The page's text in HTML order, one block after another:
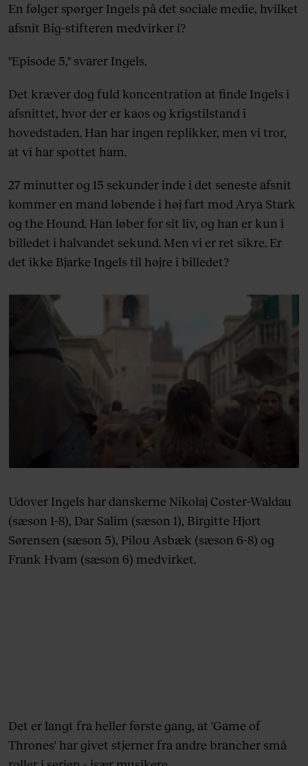
En følger spørger Ingels på det sociale medie, hvilket
afsnit Big-stifteren medvirker i?
"Episode 5," svarer Ingels.
Det kræver dog fuld koncentration at finde Ingels i
afsnittet, hvor der er kaos og krigstilstand i
hovedstaden. Han har ingen replikker, men vi tror,
at vi har spottet ham.
27 minutter og 15 sekunder inde i det seneste afsnit
kommer en mand løbende i høj fart mod Arya Stark
og the Hound. Han løber for sit liv, og han er kun i
billedet i halvandet sekund. Men vi er ret sikre. Er
det ikke Bjarke Ingels til højre i billedet?
Udover Ingels har danskerne Nikolaj Coster-Waldau
(sæson 1-8), Dar Salim (sæson 1), Birgitte Hjort
Sørensen (sæson 5), Pilou Asbæk (sæson 6-8) og
Frank Hvam (sæson 6) medvirket.
Det er langt fra heller første gang, at 'Game of
Thrones' har givet stjerner fra andre brancher små